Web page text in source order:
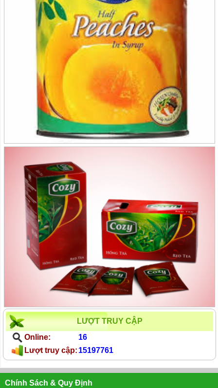
LƯỢT TRUY CẬP
Online:
16
Lượt truy cập: 15197761
Chính Sách & Quy Định